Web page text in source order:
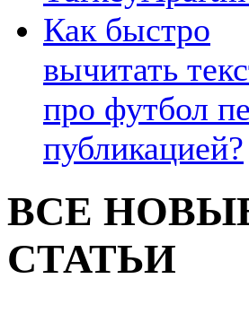
Как быстро
вычитать
про футбол
публикацией?
ВСЕ
СТАТЬИ